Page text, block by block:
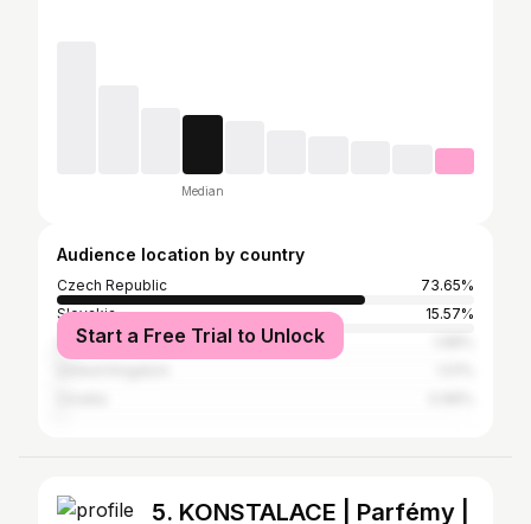
Median
Audience location by country
Czech Republic
73.65%
Slovakia
15.57%
United States
Start a Free Trial to Unlock
5. KONSTALACE | Parfémy |